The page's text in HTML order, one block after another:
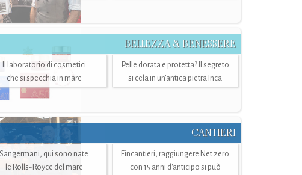
BELLEZZA & BENESSERE
Il laboratorio di cosmetici
che si specchia in mare
Pelle dorata e protetta? Il segreto
si cela in un’antica pietra Inca
CANTIERI
Sangermani, qui sono nate
le Rolls-Royce del mare
Fincantieri, raggiungere Net zero
con 15 anni d'anticipo si può